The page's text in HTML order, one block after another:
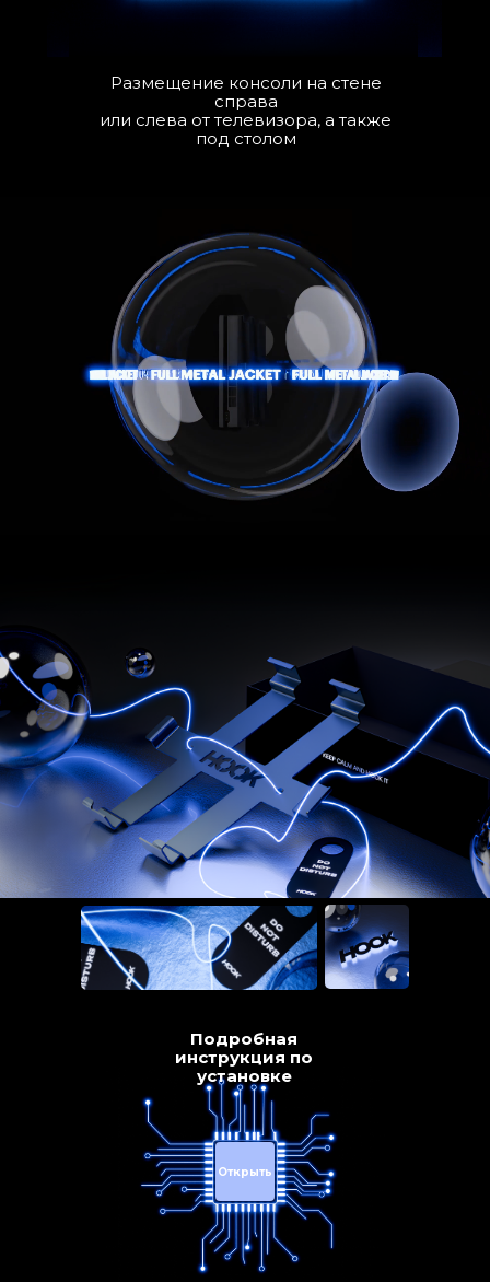
Размещение консоли на стене
справа
или слева от телевизора, а также
под столом
Набор крепежа и
инструкцияв комплекте
Гарантия качества
Подробная
инструкция по
установке
Открыть